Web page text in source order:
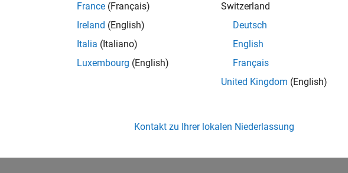
France (Français)
Ireland (English)
Italia (Italiano)
Luxembourg (English)
Switzerland
Deutsch
English
Français
United Kingdom (English)
Kontakt zu Ihrer lokalen Niederlassung